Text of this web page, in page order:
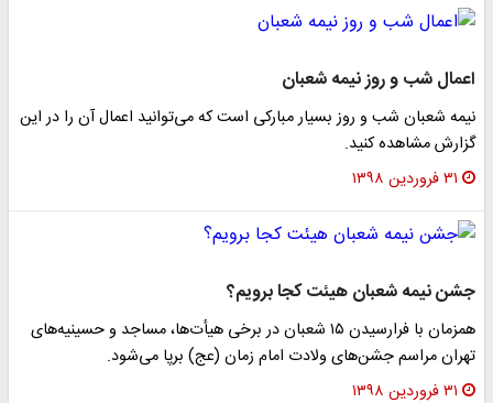
اعمال شب و روز نیمه شعبان
نیمه شعبان شب و روز بسیار مبارکى است که می‌توانید اعمال آن را در این
گزارش مشاهده کنید.
۳۱ فروردین ۱۳۹۸
جشن نیمه شعبان هیئت کجا برویم؟
همزمان با فرارسیدن ۱۵ شعبان در برخی هیأت‌ها، مساجد و حسینیه‌های
تهران مراسم جشن‌های ولادت امام زمان (عج) برپا می‌شود.
۳۱ فروردین ۱۳۹۸